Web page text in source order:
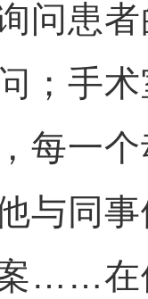
问患
；手
每一
与同
……在